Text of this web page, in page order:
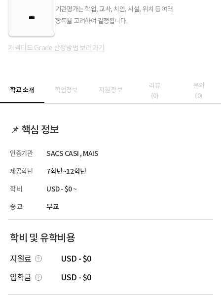
-
기관평가는 학업, 교사, 치안, 시설, 위치 등 여러
항목을 고려하여 결정됩니다.
커넥티드 Grade 산정방법 보러가기
학교 소개 학업정보 지원 정보
리뷰
(0)
문의
(0)
📌 핵심 정보
인증기관 SACS CASI , MAIS
제공학년 7학년~12학년
학 비 USD - $0 ~
종 교 무교
학비 및 유학비용
지원료
USD - $0
입학금
USD - $0